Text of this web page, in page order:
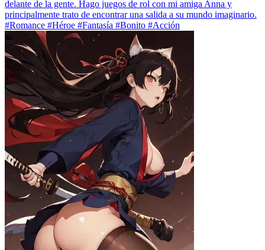
delante de la gente. Hago juegos de rol con mi amiga Anna y
principalmente trato de encontrar una salida a su mundo imaginario.
#Romance #Héroe #Fantasía #Bonito #Acción